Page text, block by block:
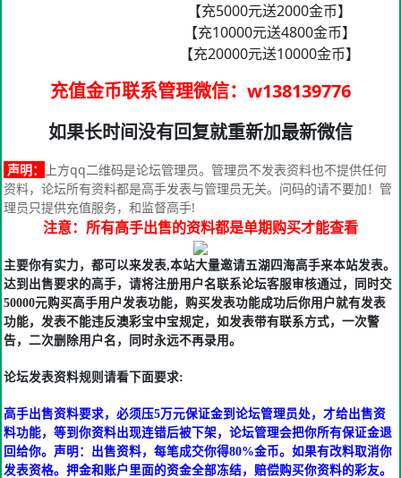
【充5000元送2000金币】
【充10000元送4800金币】
【充20000元送10000金币】
充值金币联系管理微信：w138139776
如果长时间没有回复就重新加最新微信
声明：
上方qq二维码是论坛管理员。管理员不发表资料也不提供任何
资料，论坛所有资料都是高手发表与管理员无关。问码的请不要加！管
理员只提供充值服务，和监督高手!
注意：所有高手出售的资料都是单期购买才能查看
主要你有实力，都可以来发表,本站大量邀请五湖四海高手来本站发表。
达到出售要求的高手，请将注册用户名联系论坛客服审核通过，同时交
50000元购买高手用户发表功能，购买发表功能成功后你用户就有发表
功能，发表不能违反澳彩宝中宝规定，如发表带有联系方式，一次警
告，二次删除用户名，同时永远不再录用。
论坛发表资料规则请看下面要求:
高手出售资料要求，必须压5万元保证金到论坛管理员处，才给出售资
料功能，等到你资料出现连错后被下架，论坛管理会把你所有保证金退
回给你。声明：出售资料，每笔成交你得80%金币。如果有改料取消你
发表资格。押金和账户里面的资金全部冻结，赔偿购买你资料的彩友。